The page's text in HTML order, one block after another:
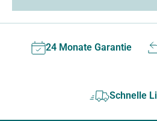
24 Monate Garantie
Schnelle